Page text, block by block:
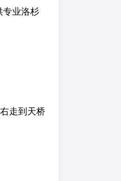
专业洛杉
走到天桥